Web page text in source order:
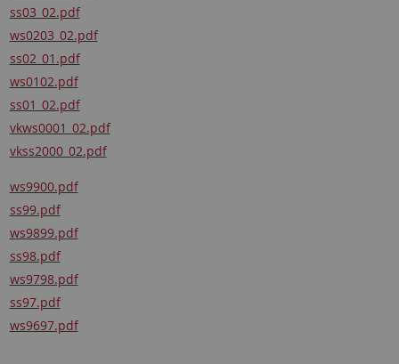
ss03_02.pdf
ws0203_02.pdf
ss02_01.pdf
ws0102.pdf
ss01_02.pdf
vkws0001_02.pdf
vkss2000_02.pdf
ws9900.pdf
ss99.pdf
ws9899.pdf
ss98.pdf
ws9798.pdf
ss97.pdf
ws9697.pdf